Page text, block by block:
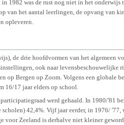
1982 was de rust nog niet in het onderwijs
van het aantal leerlingen, de opvang van
opleveren.
de drie hoofdvormen van het algemeen
ook naar levensbeschouwelijke
op Bergen op Zoom. Volgens een globale
16/17 jaar elders op school.
werd gehaald. In 1980/'81
42,4%. Vijf jaar eerder, in 1976/ '77,
voor Zeeland is derhalve niet kleiner